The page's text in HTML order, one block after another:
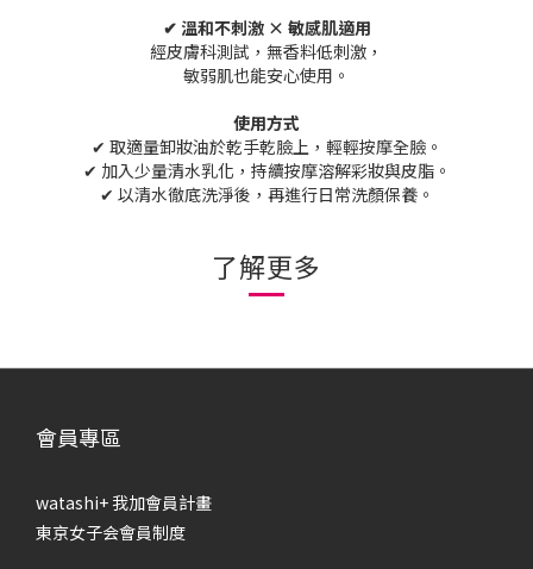
✔ 溫和不刺激 × 敏感肌適用
經皮膚科測試，無香料低刺激，
敏弱肌也能安心使用。
使用方式
✔ 取適量卸妝油於乾手乾臉上，輕輕按摩全臉。
✔ 加入少量清水乳化，持續按摩溶解彩妝與皮脂。
✔ 以清水徹底洗淨後，再進行日常洗顏保養。
了解更多
會員專區
watashi+ 我加會員計畫
東京女子会會員制度